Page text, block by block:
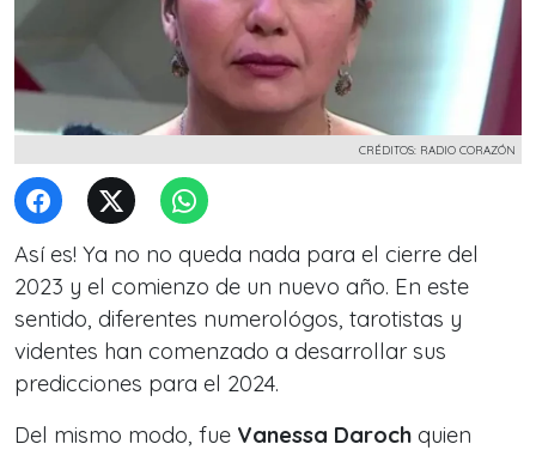
CRÉDITOS: RADIO CORAZÓN
Así es! Ya no no queda nada para el cierre del
2023 y el comienzo de un nuevo año. En este
sentido, diferentes numerológos, tarotistas y
videntes han comenzado a desarrollar sus
predicciones para el 2024.
Del mismo modo, fue Vanessa Daroch quien